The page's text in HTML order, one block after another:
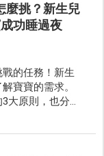
麼挑？新生兒
功睡過夜
的任務！新生
寶寶的需求。
大原則，也分享